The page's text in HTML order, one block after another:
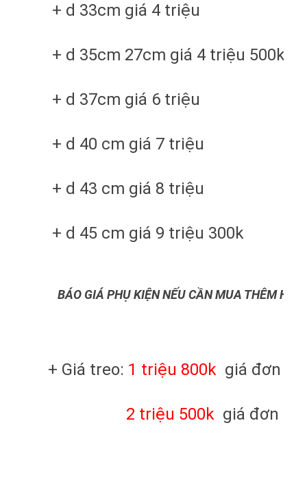
+ d 33cm giá 4 triệu
+ d 35cm 27cm giá 4 triệu 500k
+ d 37cm giá 6 triệu
+ d 40 cm giá 7 triệu
+ d 43 cm giá 8 triệu
+ d 45 cm giá 9 triệu 300k
BÁO GIÁ PHỤ KIỆN NẾU CẦN MUA THÊM
+ Giá treo: 1 triệu 800k giá đơn
2 triệu 500k giá đơn